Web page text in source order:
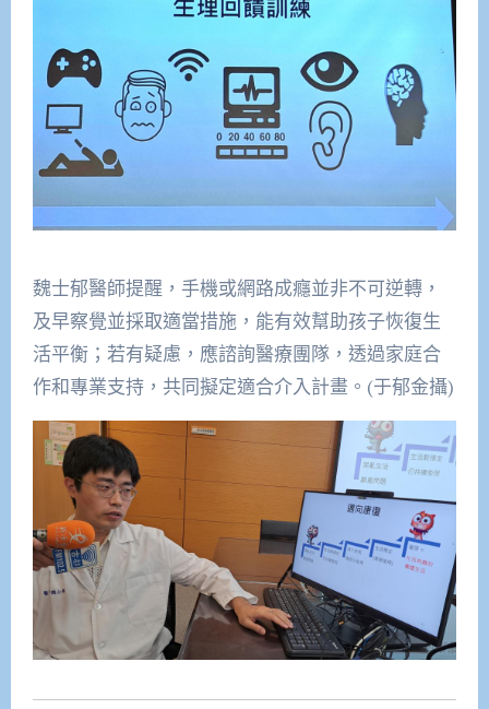
魏士郁醫師提醒，手機或網路成癮並非不可逆轉，
及早察覺並採取適當措施，能有效幫助孩子恢復生
活平衡；若有疑慮，應諮詢醫療團隊，透過家庭合
作和專業支持，共同擬定適合介入計畫。(于郁金攝)